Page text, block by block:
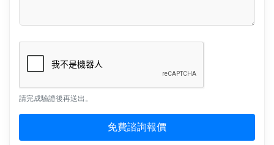
請完成驗證後再送出。
免費諮詢報價